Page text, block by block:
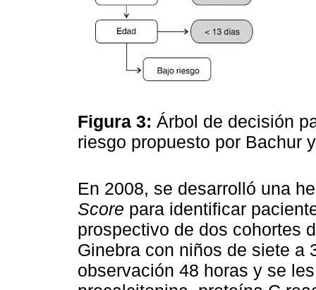
Figura 3: Árbol de decisión
riesgo propuesto por Bachur
En 2008, se desarrolló una
Score para identificar
prospectivo de dos cohortes
Ginebra con niños de siete a
observación 48 horas y se